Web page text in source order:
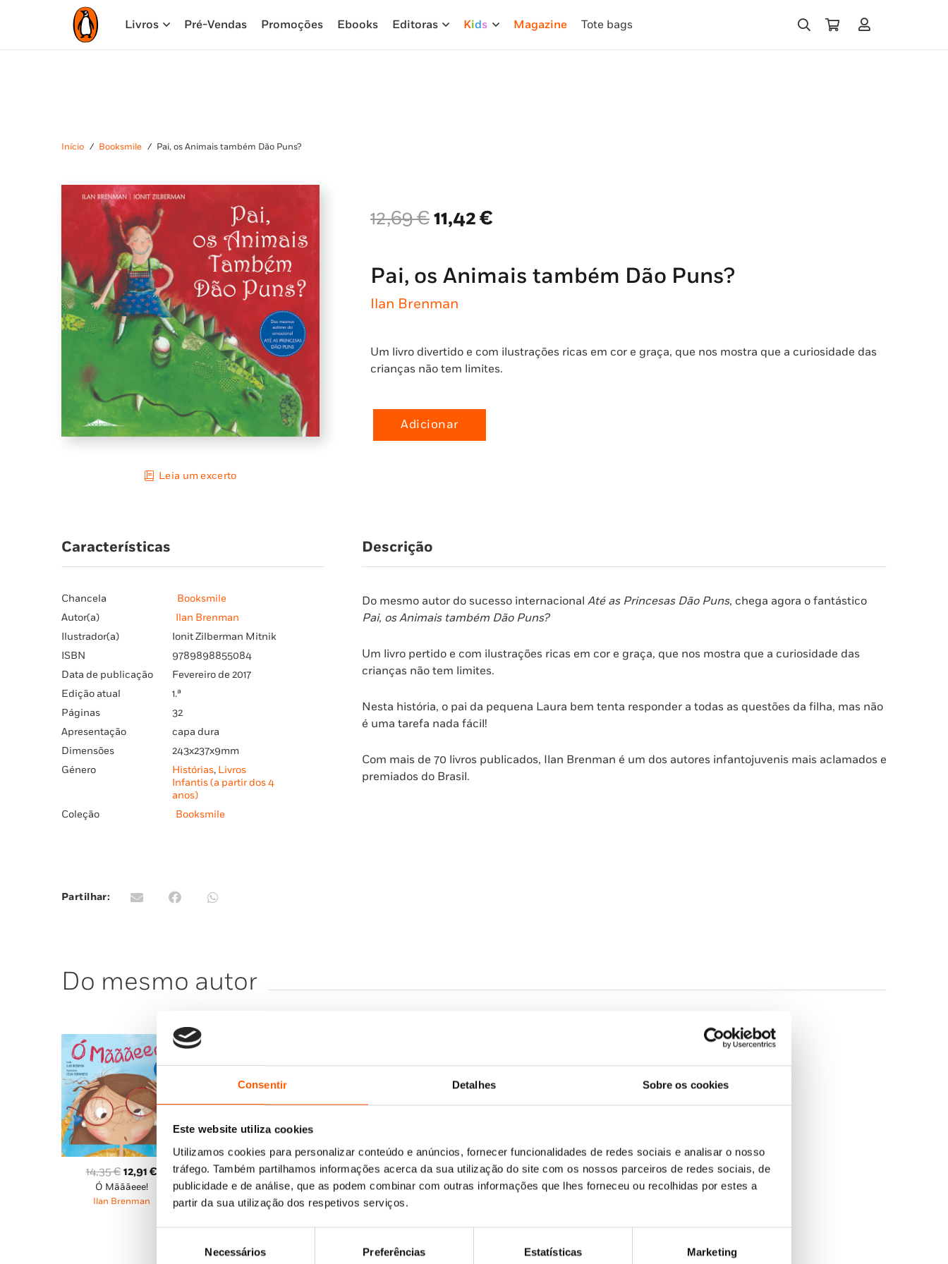
Consentir Detalhes Sobre os cookies
Este website utiliza cookies
Utilizamos cookies para personalizar conteúdo e anúncios, fornecer funcionalidades de redes sociais e analisar o nosso
tráfego. Também partilhamos informações acerca da sua utilização do site com os nossos parceiros de redes sociais, de
publicidade e de análise, que as podem combinar com outras informações que lhes forneceu ou recolhidas por estes a
partir da sua utilização dos respetivos serviços.
Necessários Preferências Estatísticas Marketing
Livros Pré-Vendas Promoções Ebooks Editoras Kids Magazine Tote bags
Início / Booksmile / Pai, os Animais também Dão Puns?
Leia um excerto
12,69€O
preço
era:
12,69 €.
11,42€
é:
11,42 €.
Pai, os Animais também Dão Puns?
Ilan Brenman
Um livro divertido e com ilustrações ricas em cor e graça, que nos mostra que a curiosidade das
crianças não tem limites.
Quantidade
Puns?
Adicionar
Características
Chancela
Booksmile
Autor(a)
Ilan Brenman
Ilustrador(a)
Ionit Zilberman Mitnik
ISBN
9789898855084
Data de publicação
Fevereiro de 2017
Edição atual
1.ª
Páginas
32
Apresentação
capa dura
Dimensões
243x237x9mm
Género
Histórias, Livros
Infantis (a partir dos 4
anos)
Coleção
Booksmile
Partilhar:
Descrição
Do mesmo autor do sucesso internacional Até as Princesas Dão Puns, chega agora o fantástico
Pai, os Animais também Dão Puns?
Um livro pertido e com ilustrações ricas em cor e graça, que nos mostra que a curiosidade das
crianças não tem limites.
Nesta história, o pai da pequena Laura bem tenta responder a todas as questões da filha, mas não
é uma tarefa nada fácil!
Com mais de 70 livros publicados, Ilan Brenman é um dos autores infantojuvenis mais aclamados e
premiados do Brasil.
Do mesmo autor
14,35€ O
preço
original
12,91 €
preço
atual
Ó Mãããeee!
Ilan Brenman
13,29€O
preço
original
11,96€O
preço
atual
Como É que Ele Foi Parar
aí Dentro?
Ilan Brenman
13,29€O
preço
original
11,96€O
preço
Até as Princesas Dão Puns
Ilan Brenman
13,29€O
preço
11,96€ O
preço
Posso Dormir na Vossa
Cama?
14,95€ O
preço
13,45 €O
preço
A Menina Furacão e o